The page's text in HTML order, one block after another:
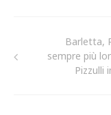
Barletta,
sempre più
Pizzulli